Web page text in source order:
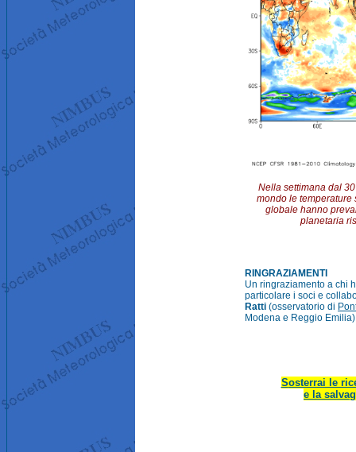
Nella settimana dal
mondo le temperature
globale hanno
planetaria
RINGRAZIAMENTI
Un ringraziamento a chi
particolare i soci e
Ratti (osservatorio di
Modena e Reggio
Sosterrai le
e la